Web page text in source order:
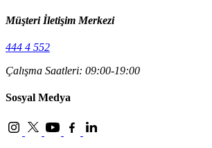
Müşteri İletişim Merkezi
444 4 552
Çalışma Saatleri: 09:00-19:00
Sosyal Medya